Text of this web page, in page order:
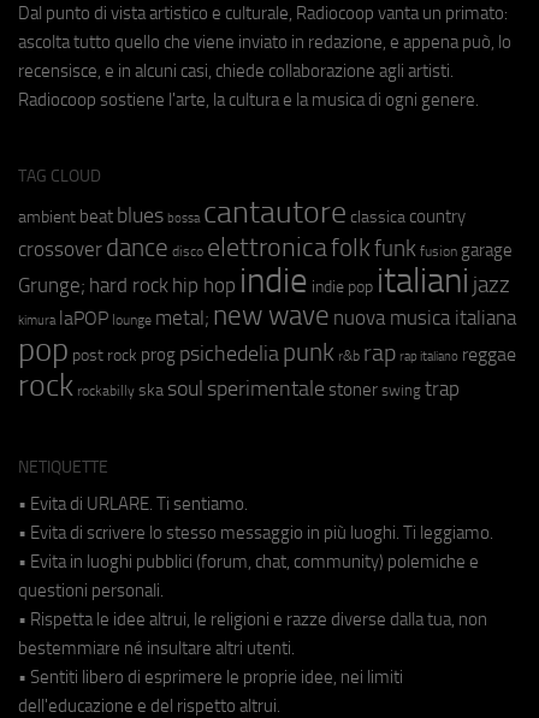
Dal punto di vista artistico e culturale, Radiocoop vanta un primato:
ascolta tutto quello che viene inviato in redazione, e appena può, lo
recensisce, e in alcuni casi, chiede collaborazione agli artisti.
Radiocoop sostiene l'arte, la cultura e la musica di ogni genere.
TAG CLOUD
ambient beat blues bossa cantautore classica country
crossover dance disco elettronicafolkfunk fusion garage
Grunge; hard rock hip hop indie indie pop italiani jazz
kimura laPOP lounge metal; new wave nuova musica italiana
pop post rock prog psichedeliapunk r&b rap rap italiano reggae
rock rockabilly ska soul sperimentale stoner swing trap
NETIQUETTE
• Evita di URLARE. Ti sentiamo.
• Evita di scrivere lo stesso messaggio in più luoghi. Ti leggiamo.
• Evita in luoghi pubblici (forum, chat, community) polemiche e
questioni personali.
• Rispetta le idee altrui, le religioni e razze diverse dalla tua, non
bestemmiare né insultare altri utenti.
• Sentiti libero di esprimere le proprie idee, nei limiti
dell'educazione e del rispetto altrui.